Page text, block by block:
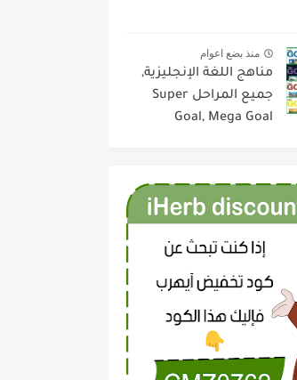
منذ بضع اعوام
مناهج اللغة الإنجليزية,
جميع المراحل Super
Goal, Mega Goal